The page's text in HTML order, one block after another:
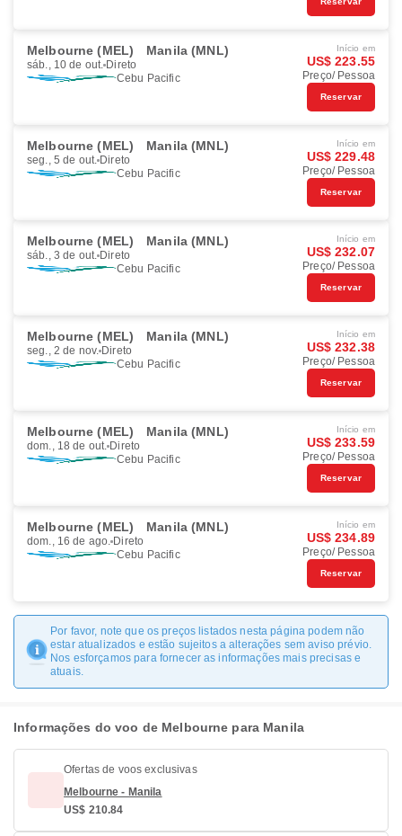
Melbourne (MEL) Manila (MNL)
sáb., 10 de out. Direto
Cebu Pacific
Início em
US$ 223.55
Preço/ Pessoa
Reservar
Melbourne (MEL) Manila (MNL)
seg., 5 de out. Direto
Cebu Pacific
Início em
US$ 229.48
Preço/ Pessoa
Reservar
Melbourne (MEL) Manila (MNL)
sáb., 3 de out. Direto
Cebu Pacific
Início em
US$ 232.07
Preço/ Pessoa
Reservar
Melbourne (MEL) Manila (MNL)
seg., 2 de nov. Direto
Cebu Pacific
Início em
US$ 232.38
Preço/ Pessoa
Reservar
Melbourne (MEL) Manila (MNL)
dom., 18 de out. Direto
Cebu Pacific
Início em
US$ 233.59
Preço/ Pessoa
Reservar
Melbourne (MEL) Manila (MNL)
dom., 16 de ago. Direto
Cebu Pacific
Início em
US$ 234.89
Preço/ Pessoa
Reservar
Por favor, note que os preços listados nesta página podem não
estar atualizados e estão sujeitos a alterações sem aviso prévio.
Nos esforçamos para fornecer as informações mais precisas e
atuais.
Informações do voo de Melbourne para Manila
Ofertas de voos exclusivas
Melbourne - Manila
US$ 210.84